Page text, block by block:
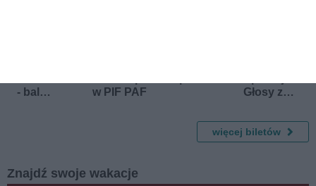
- bal
w PIF PAF
Głosy z
więcej biletów
Znajdź swoje wakacje